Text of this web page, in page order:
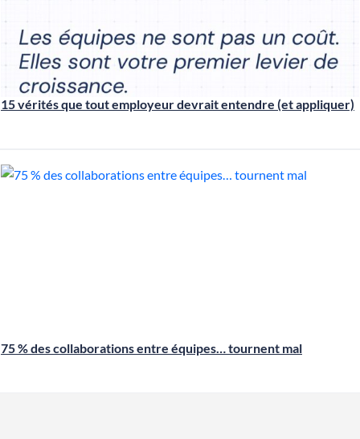
15 vérités que tout employeur devrait entendre (et appliquer)
75 % des collaborations entre équipes… tournent mal